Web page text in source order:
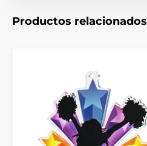
Productos relacionados